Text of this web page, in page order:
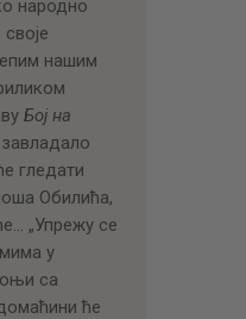
народно
нашим
Бој на
завладало
гледати
Обилића,
„Упрежу се
у
са
ће